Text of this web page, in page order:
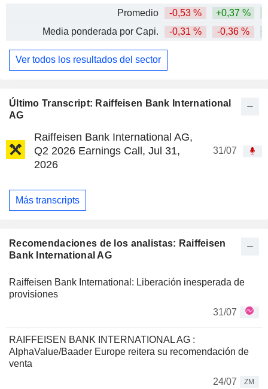
Último Transcript: Raiffeisen Bank International
AG
Raiffeisen Bank International AG,
Q2 2026 Earnings Call, Jul 31,
2026
31/07
Más transcripts
Recomendaciones de los analistas: Raiffeisen
Bank International AG
Raiffeisen Bank International: Liberación inesperada de
provisiones
31/07
RAIFFEISEN BANK INTERNATIONAL AG :
AlphaValue/Baader Europe reitera su recomendación de
venta
24/07
ZM
Promedio
-0,53 % +0,37 %
Media ponderada por Capi.
-0,31 % -0,36 %
Ver todos los resultados del sector